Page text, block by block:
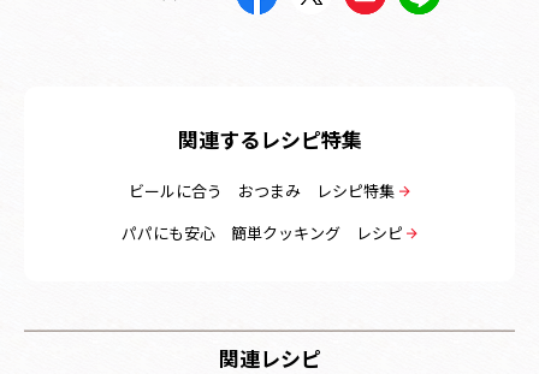
関連するレシピ特集
ビールに合う おつまみ レシピ特集
パパにも安心 簡単クッキング レシピ
関連レシピ